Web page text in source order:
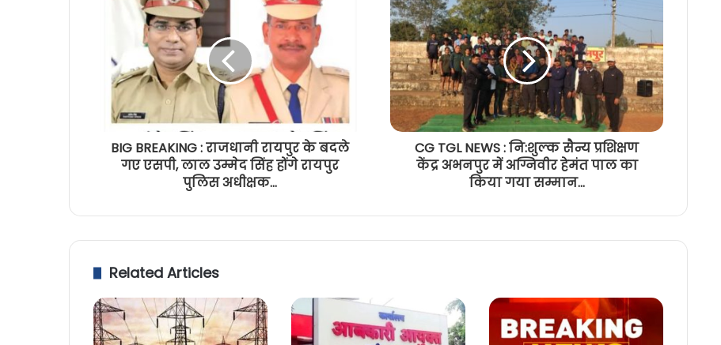
BIG BREAKING : राजधानी रायपुर के बदले
गए एसपी, लाल उम्मेद सिंह होंगे रायपुर
पुलिस अधीक्षक...
CG TGL NEWS : नि:शुल्क सैन्य प्रशिक्षण
केंद्र अभनपुर में अग्निवीर हेमंत पाल का
किया गया सम्मान...
Related Articles